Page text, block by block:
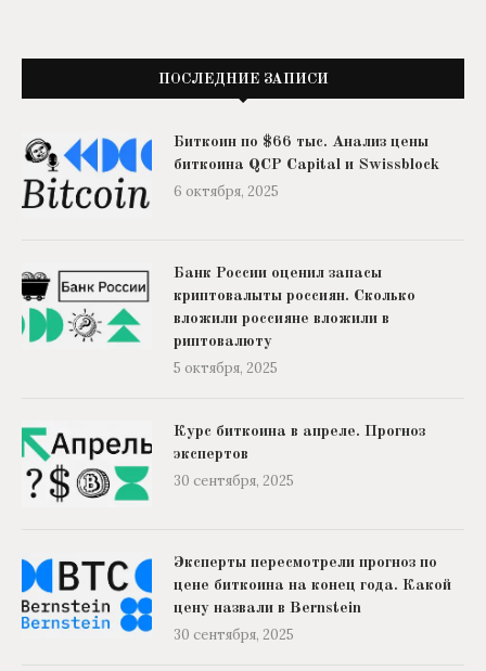
ПОСЛЕДНИЕ ЗАПИСИ
Биткоин по $66 тыс. Анализ цены
биткоина QCP Capital и Swissblock
6 октября, 2025
Банк России оценил запасы
криптовалыты россиян. Сколько
вложили россияне вложили в
риптовалюту
5 октября, 2025
Курс биткоина в апреле. Прогноз
экспертов
30 сентября, 2025
Эксперты пересмотрели прогноз по
цене биткоина на конец года. Какой
цену назвали в Bernstein
30 сентября, 2025